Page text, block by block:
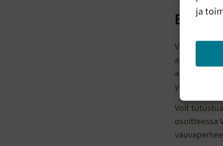
ja
Et ole
aivan
apua, voi
yhteyttä.
Voit
osoitteessa